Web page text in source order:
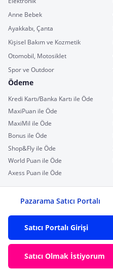
Anne Bebek
Ayakkabı, Çanta
Kişisel Bakım ve Kozmetik
Otomobil, Motosiklet
Spor ve Outdoor
Ödeme
Kredi Kartı/Banka Kartı ile Öde
MaxiPuan ile Öde
MaxiMil ile Öde
Bonus ile Öde
Shop&Fly ile Öde
World Puan ile Öde
Axess Puan ile Öde
Pazarama Satıcı Portalı
Satıcı Portalı Girişi
Satıcı Olmak İstiyorum